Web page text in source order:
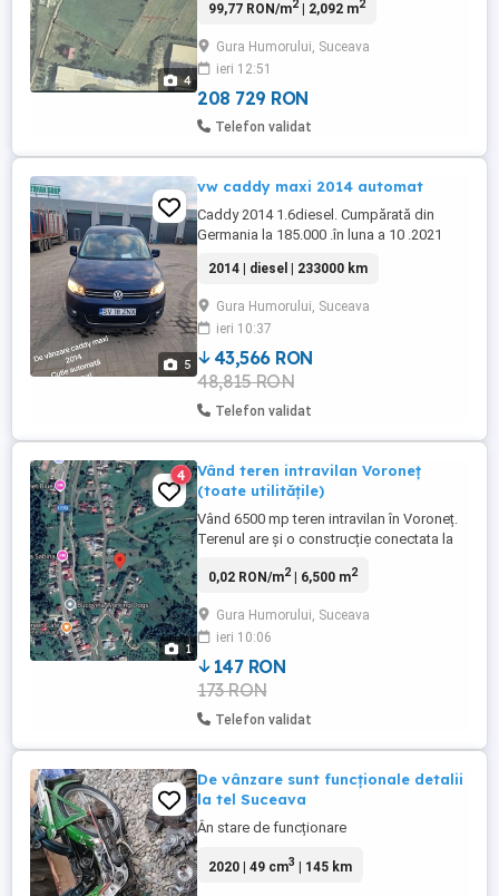
4
investiție. Terenul beneficiază de acces
exploatare și are utilitățile în apropiere
Caracteristici teren: Suprafață: 2.092 mp
Tip teren: ...
99,77 RON/m2| 2,092 m2
Gura Humorului, Suceava
ieri 12:51
208 729 RON
Telefon validat
5
vw caddy maxi 2014 automat
Caddy 2014 1.6diesel. Cumpărată din
Germania la 185.000 .în luna a 10 .2021
Funcționează fără reproș Revizie - filtre si
ulei original wv5w30 -cutie schimbat
ambreiaje,ulei ,voalanta dețin factura cu
garanție - distribuție schimbata la 215000
cu piese originale ...
2014 | diesel | 233000 km
Gura Humorului, Suceava
ieri 10:37
43,566 RON
48,815 RON
Telefon validat
1
4
Vând teren intravilan Voroneț
(toate utilitățile)
Vând 6500 mp teren intravilan în Voroneț.
Terenul are și o construcție conectata la
canal, CATV). Terenul poate fi parcelat în
0,02 RON/m2| 6,500 m2
Gura Humorului, Suceava
ieri 10:06
147 RON
173 RON
Telefon validat
De vânzare sunt funcționale detalii
la tel Suceava
Ân stare de funcționare
2020 | 49 cm3 | 145 km